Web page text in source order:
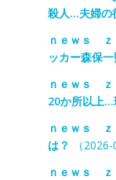
殺人…夫婦の
ｎｅｗｓ
ッカー森保
ｎｅｗｓ ｚ
20か所以上…
ｎｅｗｓ ｚ
は？
（2026-
ｎｅｗｓ ｚ